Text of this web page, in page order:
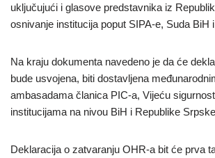
uključujući i glasove predstavnika iz
osnivanje institucija poput SIPA-e, Suda BiH
Na kraju dokumenta navedeno je da će
bude usvojena, biti dostavljena
ambasadama članica PIC-a, Vijeću
institucijama na nivou BiH i Republike
Deklaracija o zatvaranju OHR-a bit će prva